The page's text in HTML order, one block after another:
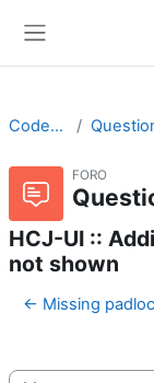
CodeRunner
FORO
HCJ-UI ::
not shown
← Missing